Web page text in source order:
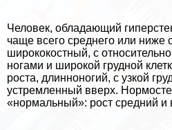
Человек, обладающий
чаще всего среднего или ниже
ширококостный, с
ногами и широкой грудной
роста, длинноногий, с узкой
устремленный вверх.
«нормальный»: рост средний и